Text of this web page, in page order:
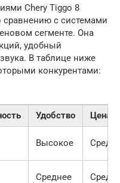
Chery Tiggo 8
сравнению с системами
сегменте. Она
удобный
В таблице ниже
конкурентами:
Удобство
Цена
Высокое
Среднее